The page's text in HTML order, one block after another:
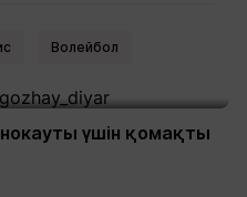
Волейбол
үшін қомақты